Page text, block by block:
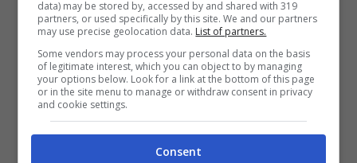
umani.Quando gli fui presentato esclamò:
una persona dalla quale mi distacco con
orgoglio”- ha detto Gianni Nazzaro.
data) may be stored by, accessed by and shared with 319
partners, or used specifically by this site. We and our partners
may use precise geolocation data. List of partners.
Some vendors may process your personal data on the basis
of legitimate interest, which you can object to by managing
your options below. Look for a link at the bottom of this page
or in the site menu to manage or withdraw consent in privacy
and cookie settings.
Consent